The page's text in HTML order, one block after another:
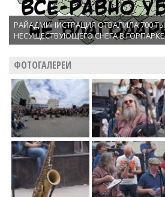
РАЙАДМИНИСТРАЦИЯ ОТВАЛИЛА 700
НЕСУЩЕСТВУЮЩЕГО СНЕГА В ГОРПАРКЕ
ФОТОГАЛЕРЕИ